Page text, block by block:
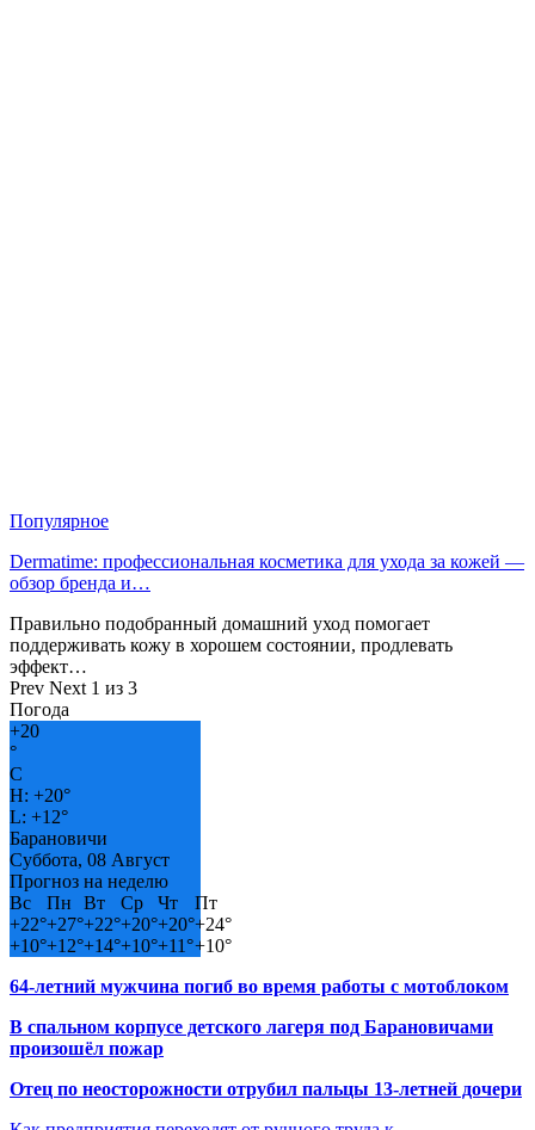
Популярное
Dermatime: профессиональная косметика для ухода за кожей —
обзор бренда и…
Правильно подобранный домашний уход помогает
поддерживать кожу в хорошем состоянии, продлевать
эффект…
Prev Next 1 из 3
Погода
+20
°
C
H: +20°
L: +12°
Барановичи
Суббота, 08 Август
Прогноз на неделю
Вс
Пн Вт Ср Чт
Пт
+22°+27°+22°+20°+20°+24°
+10°+12°+14°+10°+11°+10°
64-летний мужчина погиб во время работы с мотоблоком
В спальном корпусе детского лагеря под Барановичами
произошёл пожар
Отец по неосторожности отрубил пальцы 13-летней дочери